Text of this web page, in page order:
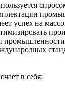
успех на
промышленности
в себя: